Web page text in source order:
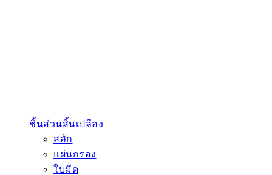
ชิ้นส่วนสิ้นเปลือง
สลัก
แผ่นกรอง
ใบมีด